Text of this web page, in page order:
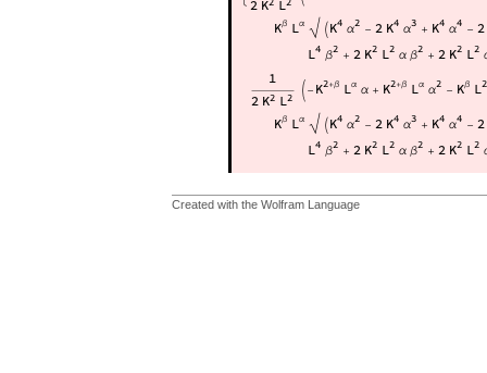
Created with the Wolfram Language